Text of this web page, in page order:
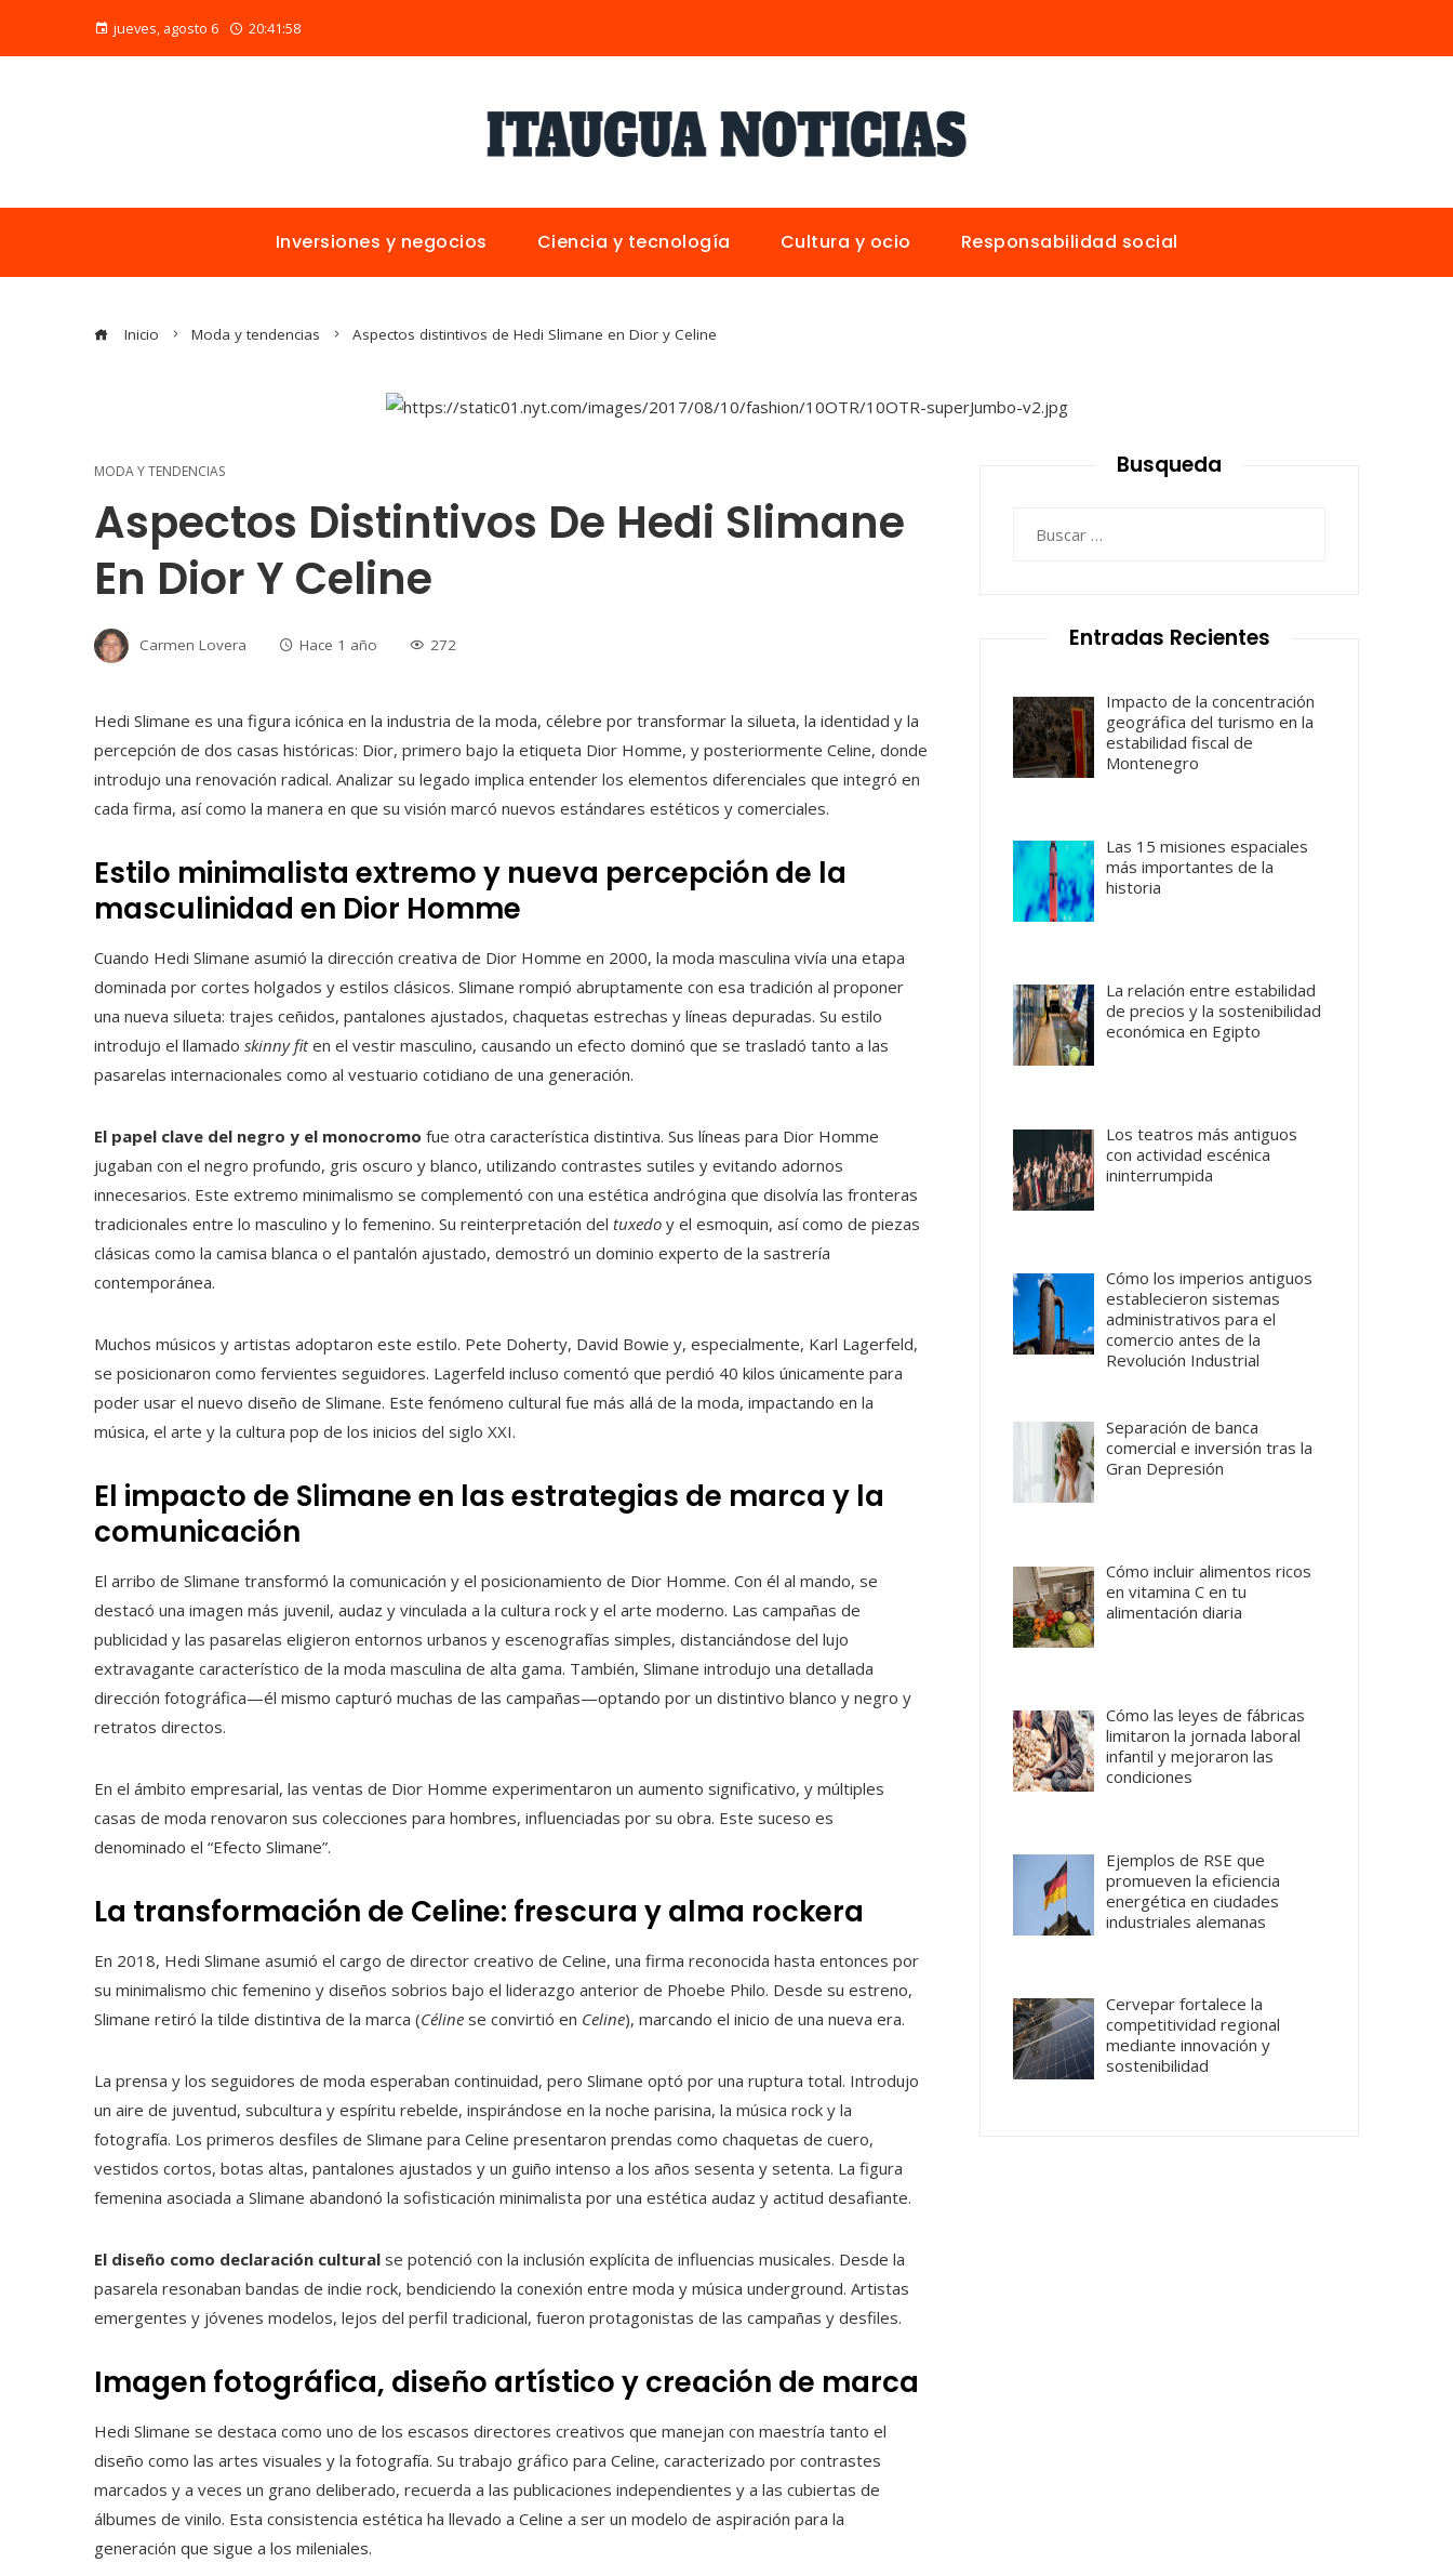
jueves, agosto 6 20:41:58
Inversiones y negocios Ciencia y tecnología Cultura y ocio Responsabilidad social
Inicio Moda y tendencias Aspectos distintivos de Hedi Slimane en Dior y Celine
MODA Y TENDENCIAS
Aspectos Distintivos De Hedi Slimane
En Dior Y Celine
Carmen Lovera Hace 1 año 272
Hedi Slimane es una figura icónica en la industria de la moda, célebre por transformar la silueta, la identidad y la
percepción de dos casas históricas: Dior, primero bajo la etiqueta Dior Homme, y posteriormente Celine, donde
introdujo una renovación radical. Analizar su legado implica entender los elementos diferenciales que integró en
cada firma, así como la manera en que su visión marcó nuevos estándares estéticos y comerciales.
Estilo minimalista extremo y nueva percepción de la
masculinidad en Dior Homme
Cuando Hedi Slimane asumió la dirección creativa de Dior Homme en 2000, la moda masculina vivía una etapa
dominada por cortes holgados y estilos clásicos. Slimane rompió abruptamente con esa tradición al proponer
una nueva silueta: trajes ceñidos, pantalones ajustados, chaquetas estrechas y líneas depuradas. Su estilo
introdujo el llamado skinny fiten el vestir masculino, causando un efecto dominó que se trasladó tanto a las
pasarelas internacionales como al vestuario cotidiano de una generación.
El papel clave del negro y el monocromo fue otra característica distintiva. Sus líneas para Dior Homme
jugaban con el negro profundo, gris oscuro y blanco, utilizando contrastes sutiles y evitando adornos
innecesarios. Este extremo minimalismo se complementó con una estética andrógina que disolvía las fronteras
tradicionales entre lo masculino y lo femenino. Su reinterpretación del tuxedo y el esmoquin, así como de piezas
clásicas como la camisa blanca o el pantalón ajustado, demostró un dominio experto de la sastrería
contemporánea.
Muchos músicos y artistas adoptaron este estilo. Pete Doherty, David Bowie y, especialmente, Karl Lagerfeld,
se posicionaron como fervientes seguidores. Lagerfeld incluso comentó que perdió 40 kilos únicamente para
poder usar el nuevo diseño de Slimane. Este fenómeno cultural fue más allá de la moda, impactando en la
música, el arte y la cultura pop de los inicios del siglo XXI.
El impacto de Slimane en las estrategias de marca y la
comunicación
El arribo de Slimane transformó la comunicación y el posicionamiento de Dior Homme. Con él al mando, se
destacó una imagen más juvenil, audaz y vinculada a la cultura rock y el arte moderno. Las campañas de
publicidad y las pasarelas eligieron entornos urbanos y escenografías simples, distanciándose del lujo
extravagante característico de la moda masculina de alta gama. También, Slimane introdujo una detallada
dirección fotográfica—él mismo capturó muchas de las campañas—optando por un distintivo blanco y negro y
retratos directos.
En el ámbito empresarial, las ventas de Dior Homme experimentaron un aumento significativo, y múltiples
casas de moda renovaron sus colecciones para hombres, influenciadas por su obra. Este suceso es
denominado el “Efecto Slimane”.
La transformación de Celine: frescura y alma rockera
En 2018, Hedi Slimane asumió el cargo de director creativo de Celine, una firma reconocida hasta entonces por
su minimalismo chic femenino y diseños sobrios bajo el liderazgo anterior de Phoebe Philo. Desde su estreno,
Slimane retiró la tilde distintiva de la marca (Céline se convirtió en Celine), marcando el inicio de una nueva era.
La prensa y los seguidores de moda esperaban continuidad, pero Slimane optó por una ruptura total. Introdujo
un aire de juventud, subcultura y espíritu rebelde, inspirándose en la noche parisina, la música rock y la
fotografía. Los primeros desfiles de Slimane para Celine presentaron prendas como chaquetas de cuero,
vestidos cortos, botas altas, pantalones ajustados y un guiño intenso a los años sesenta y setenta. La figura
femenina asociada a Slimane abandonó la sofisticación minimalista por una estética audaz y actitud desafiante.
El diseño como declaración cultural se potenció con la inclusión explícita de influencias musicales. Desde la
pasarela resonaban bandas de indie rock, bendiciendo la conexión entre moda y música underground. Artistas
emergentes y jóvenes modelos, lejos del perfil tradicional, fueron protagonistas de las campañas y desfiles.
Imagen fotográfica, diseño artístico y creación de marca
Hedi Slimane se destaca como uno de los escasos directores creativos que manejan con maestría tanto el
diseño como las artes visuales y la fotografía. Su trabajo gráfico para Celine, caracterizado por contrastes
marcados y a veces un grano deliberado, recuerda a las publicaciones independientes y a las cubiertas de
álbumes de vinilo. Esta consistencia estética ha llevado a Celine a ser un modelo de aspiración para la
generación que sigue a los mileniales.
Busqueda
Entradas Recientes
Impacto de la concentración
geográfica del turismo en la
estabilidad fiscal de
Montenegro
Las 15 misiones espaciales
más importantes de la
historia
La relación entre estabilidad
de precios y la sostenibilidad
económica en Egipto
Los teatros más antiguos
con actividad escénica
ininterrumpida
Cómo los imperios antiguos
establecieron sistemas
administrativos para el
comercio antes de la
Revolución Industrial
Separación de banca
comercial e inversión tras la
Gran Depresión
Cómo incluir alimentos ricos
en vitamina C en tu
alimentación diaria
Cómo las leyes de fábricas
limitaron la jornada laboral
infantil y mejoraron las
condiciones
Ejemplos de RSE que
promueven la eficiencia
energética en ciudades
industriales alemanas
Cervepar fortalece la
competitividad regional
mediante innovación y
sostenibilidad